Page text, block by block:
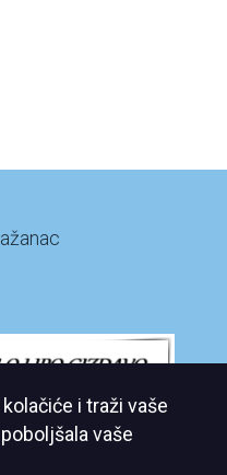
i traži vaše
vaše